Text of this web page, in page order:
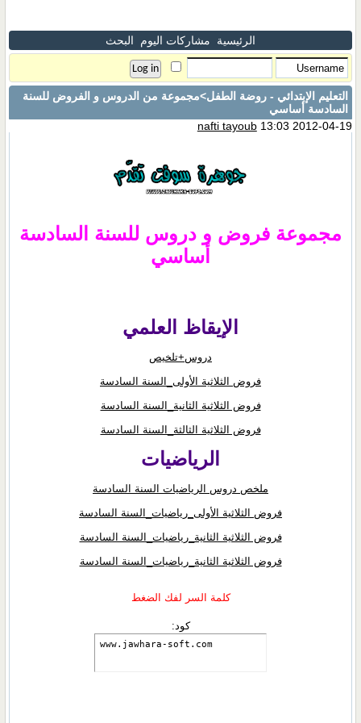
الرئيسية مشاركات اليوم البحث
التعليم الإبتدائي - روضة الطفل>مجموعة من الدروس و الفروض للسنة
السادسة أساسي
nafti tayoub13:03 2012-04-19
مجموعة فروض و دروس للسنة السادسة
أساسي
الإيقاظ العلمي
دروس+تلخيص
فروض الثلاثية الأولى_السنة السادسة
فروض الثلاثية الثانية_السنة السادسة
فروض الثلاثية الثالثة_السنة السادسة
الرياضيات
ملخص دروس الرياضيات السنة السادسة
فروض الثلاثية الأولى_رياضيات_السنة السادسة
فروض الثلاثية الثانية_رياضيات_السنة السادسة
فروض الثلاثية الثانية_رياضيات_السنة السادسة
كلمة السر لفك الضغط
كود:
www.jawhara-soft.com